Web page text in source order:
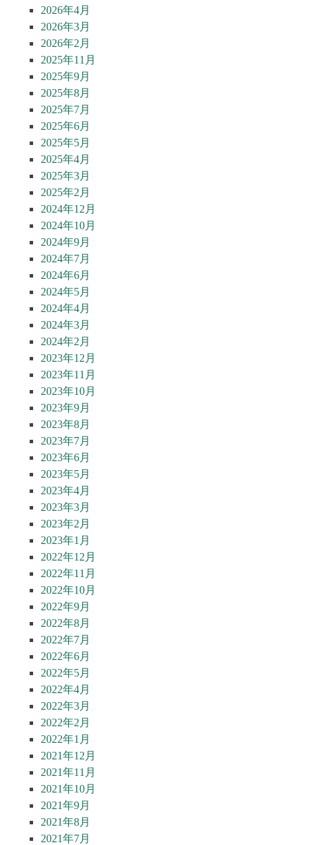
2026年4月
2026年3月
2026年2月
2025年11月
2025年9月
2025年8月
2025年7月
2025年6月
2025年5月
2025年4月
2025年3月
2025年2月
2024年12月
2024年10月
2024年9月
2024年7月
2024年6月
2024年5月
2024年4月
2024年3月
2024年2月
2023年12月
2023年11月
2023年10月
2023年9月
2023年8月
2023年7月
2023年6月
2023年5月
2023年4月
2023年3月
2023年2月
2023年1月
2022年12月
2022年11月
2022年10月
2022年9月
2022年8月
2022年7月
2022年6月
2022年5月
2022年4月
2022年3月
2022年2月
2022年1月
2021年12月
2021年11月
2021年10月
2021年9月
2021年8月
2021年7月